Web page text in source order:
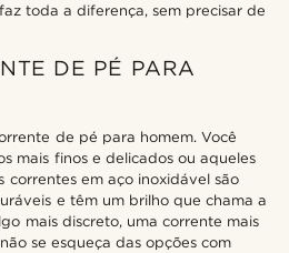
toda a diferença, sem precisar de
DE PÉ PARA
de pé para homem. Você
mais finos e delicados ou aqueles
correntes em aço inoxidável são
e têm um brilho que chama a
mais discreto, uma corrente mais
se esqueça das opções com